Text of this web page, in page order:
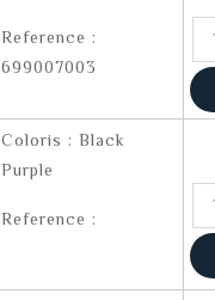
Reference :
699007003
Coloris : Black
Purple
Reference :